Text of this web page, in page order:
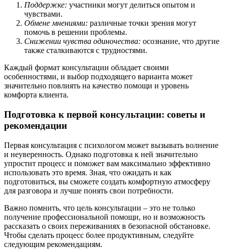
Поддержке: участники могут делиться опытом и
чувствами.
Обмене мнениями: различные точки зрения могут
помочь в решении проблемы.
Снижении чувства одиночества: осознание, что другие
также сталкиваются с трудностями.
Каждый формат консультации обладает своими
особенностями, и выбор подходящего варианта может
значительно повлиять на качество помощи и уровень
комфорта клиента.
Подготовка к первой консультации: советы и
рекомендации
Первая консультация с психологом может вызывать волнение
и неуверенность. Однако подготовка к ней значительно
упростит процесс и поможет вам максимально эффективно
использовать это время. Зная, что ожидать и как
подготовиться, вы сможете создать комфортную атмосферу
для разговора и лучше понять свои потребности.
Важно помнить, что цель консультации – это не только
получение профессиональной помощи, но и возможность
рассказать о своих переживаниях в безопасной обстановке.
Чтобы сделать процесс более продуктивным, следуйте
следующим рекомендациям.